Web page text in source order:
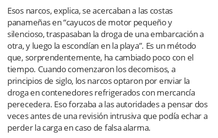
Esos narcos, explica, se acercaban a las costas
panameñas en “cayucos de motor pequeño y
silencioso, traspasaban la droga de una embarcación a
otra, y luego la escondían en la playa”. Es un método
que, sorprendentemente, ha cambiado poco con el
tiempo. Cuando comenzaron los decomisos, a
principios de siglo, los narcos optaron por enviar la
droga en contenedores refrigerados con mercancía
perecedera. Eso forzaba a las autoridades a pensar dos
veces antes de una revisión intrusiva que podía echar a
perder la carga en caso de falsa alarma.